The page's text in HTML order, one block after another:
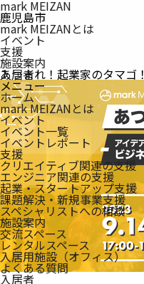
mark MEIZAN
鹿児島市
mark MEIZANとは
イベント
支援
施設案内
入居者
メニュー
ホーム
mark MEIZANとは
イベント
イベント一覧
イベントレポート
支援
クリエイティブ関連の支援
エンジニア関連の支援
起業・スタートアップ支援
課題解決・新規事業支援
スペシャリストへの相談
施設案内
交流スペース
レンタルスペース
入居用施設（オフィス）
よくある質問
入居者
あつまれ！起業家のタマゴ！